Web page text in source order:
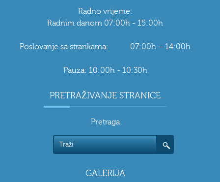
Radno vrijeme:
Radnim danom 07:00h - 15:00h
Poslovanje sa strankama: 07:00h – 14:00h
Pauza: 10:00h - 10:30h
PRETRAŽIVANJE STRANICE
Pretraga
GALERIJA